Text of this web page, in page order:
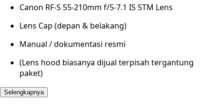
Canon RF-S 55-210mm f/5-7.1 IS STM Lens
Lens Cap (depan & belakang)
Manual / dokumentasi resmi
(Lens hood biasanya dijual terpisah tergantung
paket)
Selengkapnya